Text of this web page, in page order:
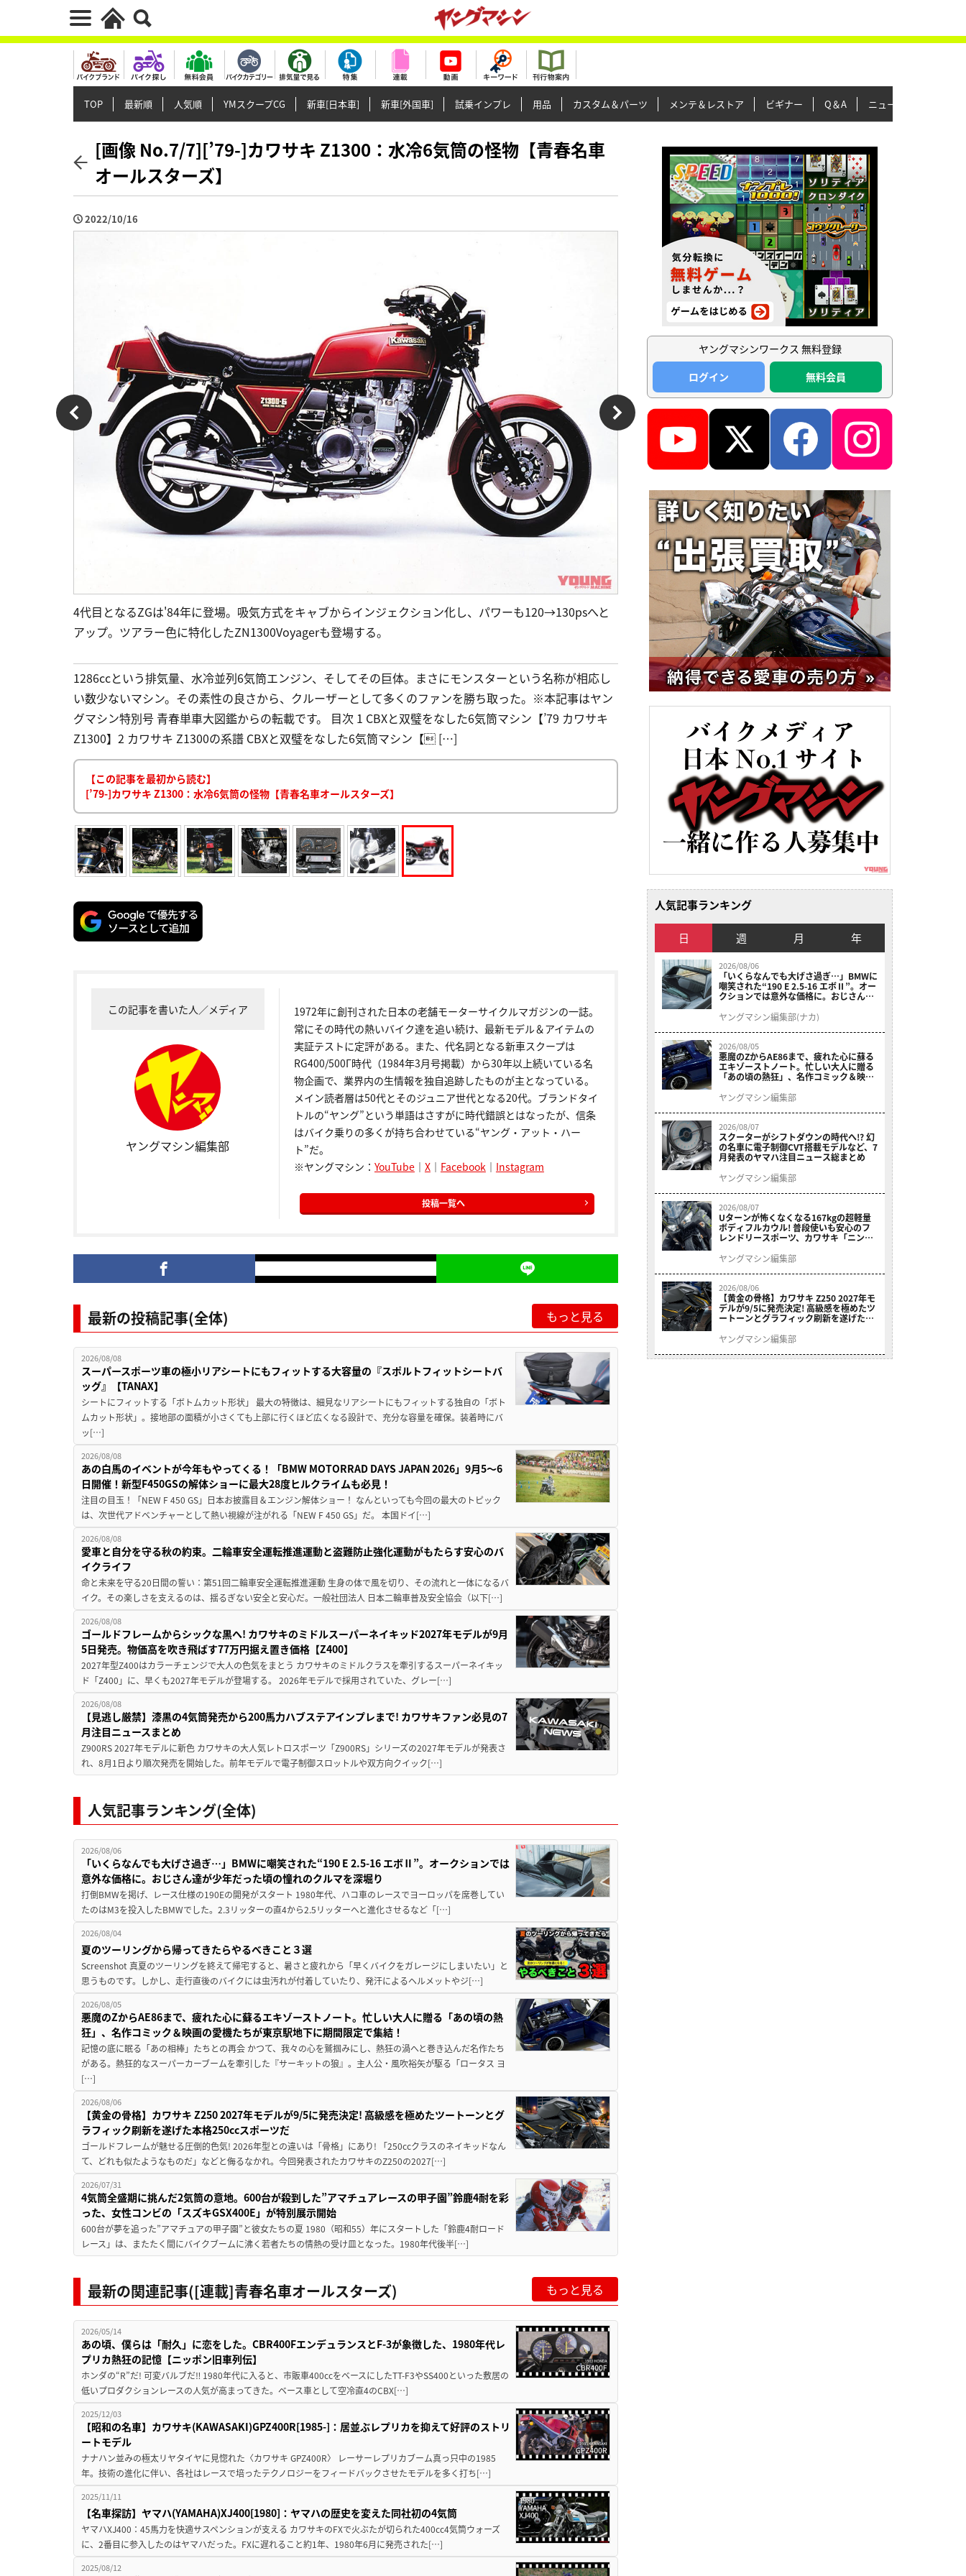
TOP 最新順 人気順 YMスクープCG 新車[日本車] 新車[外国車] 試乗インプレ 用品 カスタム＆パーツ メンテ＆レストア ビギナー Q＆A ニュース＆トピックス
[画像 No.7/7][’79-]カワサキ Z1300：水冷6気筒の怪物【青春名車
オールスターズ】
2022/10/16
4代目となるZGは'84年に登場。吸気方式をキャブからインジェクション化し、パワーも120→130psへと
アップ。ツアラー色に特化したZN1300Voyagerも登場する。
1286ccという排気量、水冷並列6気筒エンジン、そしてその巨体。まさにモンスターという名称が相応し
い数少ないマシン。その素性の良さから、クルーザーとして多くのファンを勝ち取った。※本記事はヤン
グマシン特別号 青春単車大図鑑からの転載です。 目次 1 CBXと双璧をなした6気筒マシン【’79 カワサキ
Z1300】2 カワサキ Z1300の系譜 CBXと双璧をなした6気筒マシン【 […]
【この記事を最初から読む】
[’79-]カワサキ Z1300：水冷6気筒の怪物【青春名車オールスターズ】
この記事を書いた人／メディア
ヤングマシン編集部
1972年に創刊された日本の老舗モーターサイクルマガジンの一誌。
常にその時代の熱いバイク達を追い続け、最新モデル＆アイテムの
実証テストに定評がある。また、代名詞となる新車スクープは
RG400/500Γ時代（1984年3月号掲載）から30年以上続いている名
物企画で、業界内の生情報を独自追跡したものが主となっている。
メイン読者層は50代とそのジュニア世代となる20代。ブランドタイ
トルの“ヤング”という単語はさすがに時代錯誤とはなったが、信条
はバイク乗りの多くが持ち合わせている“ヤング・アット・ハー
ト”だ。
※ヤングマシン： YouTube｜ X｜ Facebook｜ Instagram
投稿一覧へ
最新の投稿記事(全体) もっと見る
2026/08/08
スーパースポーツ車の極小リアシートにもフィットする大容量の『スポルトフィットシートバ
ッグ』【TANAX】
シートにフィットする「ボトムカット形状」 最大の特徴は、細見なリアシートにもフィットする独自の「ボト
ムカット形状」。接地部の面積が小さくても上部に行くほど広くなる設計で、充分な容量を確保。装着時にバ
ッ[…]
2026/08/08
あの白馬のイベントが今年もやってくる！「BMW MOTORRAD DAYS JAPAN 2026」9月5〜6
日開催！新型F450GSの解体ショーに最大28度ヒルクライムも必見！
注目の目玉！「NEW F 450 GS」日本お披露目＆エンジン解体ショー！ なんといっても今回の最大のトピック
は、次世代アドベンチャーとして熱い視線が注がれる「NEW F 450 GS」だ。 本国ドイ[…]
2026/08/08
愛車と自分を守る秋の約束。二輪車安全運転推進運動と盗難防止強化運動がもたらす安心のバ
イクライフ
命と未来を守る20日間の誓い：第51回二輪車安全運転推進運動 生身の体で風を切り、その流れと一体になるバ
イク。その楽しさを支えるのは、揺るぎない安全と安心だ。一般社団法人 日本二輪車普及安全協会（以下[…]
2026/08/08
ゴールドフレームからシックな黒へ! カワサキのミドルスーパーネイキッド2027年モデルが9月
5日発売。物価高を吹き飛ばす77万円据え置き価格【Z400】
2027年型Z400はカラーチェンジで大人の色気をまとう カワサキのミドルクラスを牽引するスーパーネイキッ
ド「Z400」に、早くも2027年モデルが登場する。 2026年モデルで採用されていた、グレー[…]
2026/08/08
【見逃し厳禁】漆黒の4気筒発売から200馬力ハブステアインプレまで! カワサキファン必見の7
月注目ニュースまとめ
Z900RS 2027年モデルに新色 カワサキの大人気レトロスポーツ「Z900RS」シリーズの2027年モデルが発表さ
れ、8月1日より順次発売を開始した。前年モデルで電子制御スロットルや双方向クイック[…]
人気記事ランキング(全体)
2026/08/06
「いくらなんでも大げさ過ぎ…」BMWに嘲笑された“190 E 2.5-16 エボⅡ”。オークションでは
意外な価格に。おじさん達が少年だった頃の憧れのクルマを深堀り
打倒BMWを掲げ、レース仕様の190Eの開発がスタート 1980年代、ハコ車のレースでヨーロッパを席巻してい
たのはM3を投入したBMWでした。2.3リッターの直4から2.5リッターへと進化させるなど「[…]
2026/08/04
夏のツーリングから帰ってきたらやるべきこと３選
Screenshot 真夏のツーリングを終えて帰宅すると、暑さと疲れから「早くバイクをガレージにしまいたい」と
思うものです。しかし、走行直後のバイクには虫汚れが付着していたり、発汗によるヘルメットやジ[…]
2026/08/05
悪魔のZからAE86まで、疲れた心に蘇るエキゾーストノート。忙しい大人に贈る「あの頃の熱
狂」、名作コミック＆映画の愛機たちが東京駅地下に期間限定で集結！
記憶の底に眠る「あの相棒」たちとの再会 かつて、我々の心を鷲掴みにし、熱狂の渦へと巻き込んだ名作たち
がある。熱狂的なスーパーカーブームを牽引した『サーキットの狼』。主人公・風吹裕矢が駆る「ロータス ヨ
[…]
2026/08/06
【黄金の骨格】カワサキ Z250 2027年モデルが9/5に発売決定! 高級感を極めたツートーンとグ
ラフィック刷新を遂げた本格250ccスポーツだ
ゴールドフレームが魅せる圧倒的色気! 2026年型との違いは「骨格」にあり! 「250ccクラスのネイキッドなん
て、どれも似たようなものだ」などと侮るなかれ。今回発表されたカワサキのZ250の2027[…]
2026/07/31
4気筒全盛期に挑んだ2気筒の意地。600台が殺到した”アマチュアレースの甲子園”鈴鹿4耐を彩
った、女性コンビの「スズキGSX400E」が特別展示開始
600台が夢を追った”アマチュアの甲子園”と彼女たちの夏 1980（昭和55）年にスタートした「鈴鹿4耐ロード
レース」は、またたく間にバイクブームに沸く若者たちの情熱の受け皿となった。1980年代後半[…]
最新の関連記事([連載]青春名車オールスターズ) もっと見る
2026/05/14
あの頃、僕らは「耐久」に恋をした。CBR400FエンデュランスとF-3が象徴した、1980年代レ
プリカ熱狂の記憶【ニッポン旧車列伝】
ホンダの“R”だ! 可変バルブだ‼ 1980年代に入ると、市販車400ccをベースにしたTT-F3やSS400といった敷居の
低いプロダクションレースの人気が高まってきた。ベース車として空冷直4のCBX[…]
2025/12/03
【昭和の名車】カワサキ(KAWASAKI)GPZ400R[1985-]：居並ぶレプリカを抑えて好評のストリ
ートモデル
ナナハン並みの極太リヤタイヤに見惚れた〈カワサキ GPZ400R〉 レーサーレプリカブーム真っ只中の1985
年。技術の進化に伴い、各社はレースで培ったテクノロジーをフィードバックさせたモデルを多く打ち[…]
2025/11/11
【名車探訪】ヤマハ(YAMAHA)XJ400[1980]：ヤマハの歴史を変えた同社初の4気筒
ヤマハXJ400：45馬力を快適サスペンションが支える カワサキのFXで火ぶたが切られた400cc4気筒ウォーズ
に、2番目に参入したのはヤマハだった。FXに遅れること約1年、1980年6月に発売された[…]
2025/08/12
ヤングマシンワークス 無料登録
ログイン
無料会員
人気記事ランキング
日 週 月 年
2026/08/06
「いくらなんでも大げさ過ぎ…」BMWに
嘲笑された“190 E 2.5-16 エボⅡ”。オー
クションでは意外な価格に。おじさん達
ヤングマシン編集部(ナカ)
2026/08/05
悪魔のZからAE86まで、疲れた心に蘇る
エキゾーストノート。忙しい大人に贈る
「あの頃の熱狂」、名作コミック＆映画
結！
ヤングマシン編集部
2026/08/07
スクーターがシフトダウンの時代へ!? 幻
の名車に電子制御CVT搭載モデルなど、7
月発表のヤマハ注目ニュース総まとめ
ヤングマシン編集部
2026/08/07
Uターンが怖くなくなる167kgの超軽量
ボディフルカウル! 普段使いも安心のフ
レンドリースポーツ、カワサキ「ニンジ
9/5発売
ヤングマシン編集部
2026/08/06
【黄金の骨格】カワサキ Z250 2027年モ
デルが9/5に発売決定! 高級感を極めたツ
ートーンとグラフィック刷新を遂げた本
ヤングマシン編集部